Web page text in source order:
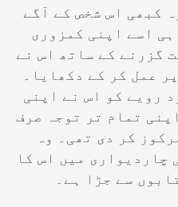
کبھی اس شخص کے آگے
اسے اپنی کمزوری
گزرنے کے ساتھ اس نے
عمل کر کے دکھایا۔
رویے کو اس نے اپنی
تمام تر توجہ صرف
کر دی تھی۔ وہ
چاردیواری میں اس کا
سے جڑا ہے۔